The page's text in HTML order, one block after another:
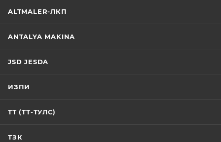
ALTMALER-ЛКП
ANTALYA MAKINA
JSD JESDA
ИЗПИ
ТТ (ТТ-ТУЛС)
ТЗК